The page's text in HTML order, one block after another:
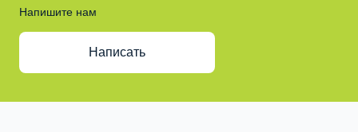
Напишите нам
Написать